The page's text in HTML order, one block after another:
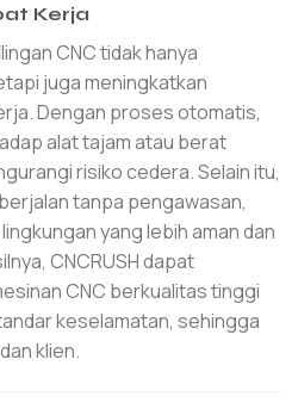
Kerja
CNC tidak hanya
juga meningkatkan
Dengan proses otomatis,
alat tajam atau berat
risiko cedera. Selain itu,
tanpa pengawasan,
yang lebih aman dan
CNCRUSH dapat
CNC berkualitas tinggi
keselamatan, sehingga
klien.